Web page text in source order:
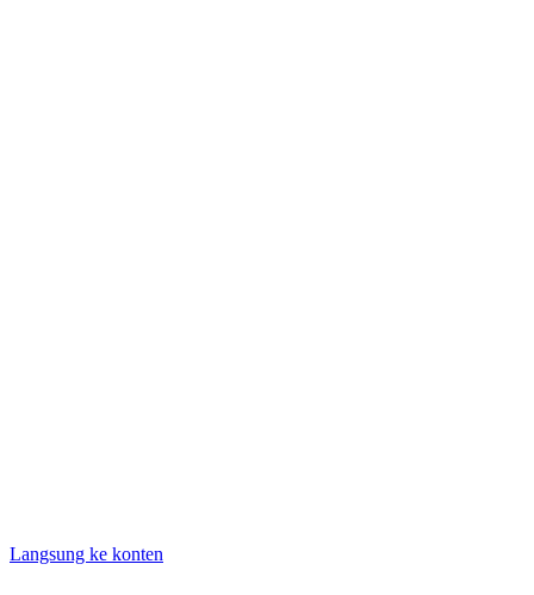
Langsung ke konten